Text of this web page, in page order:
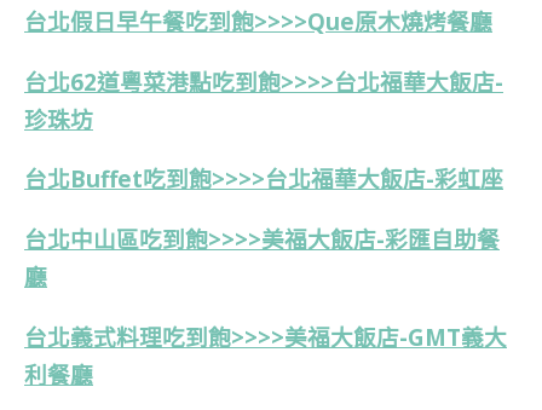
台北假日早午餐吃到飽>>>>Que原木燒烤餐廳
台北62道粵菜港點吃到飽>>>>台北福華大飯店-
珍珠坊
台北Buffet吃到飽>>>>台北福華大飯店-彩虹座
台北中山區吃到飽>>>>美福大飯店-彩匯自助餐
廳
台北義式料理吃到飽>>>>美福大飯店-GMT義大
利餐廳